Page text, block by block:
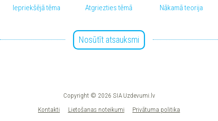
Iepriekšējā tēma Atgriezties tēmā Nākamā teorija
Nosūtīt atsauksmi
Copyright © 2026 SIA Uzdevumi.lv
Kontakti
Lietošanas noteikumi
Privātuma politika